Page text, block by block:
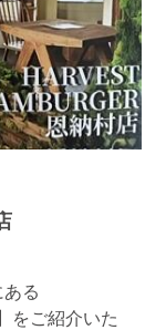
る
をご紹介いた